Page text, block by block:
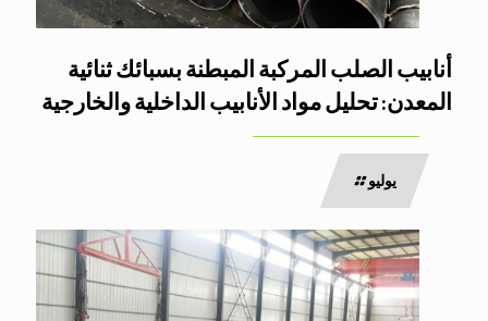
أنابيب الصلب المركبة المبطنة بسبائك ثنائية
المعدن: تحليل مواد الأنابيب الداخلية والخارجية
يوليو